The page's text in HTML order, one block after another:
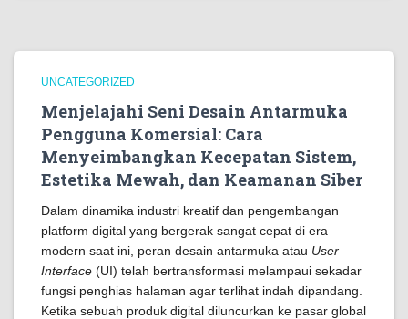
UNCATEGORIZED
Menjelajahi Seni Desain Antarmuka
Pengguna Komersial: Cara
Menyeimbangkan Kecepatan Sistem,
Estetika Mewah, dan Keamanan Siber
Dalam dinamika industri kreatif dan pengembangan
platform digital yang bergerak sangat cepat di era
modern saat ini, peran desain antarmuka atau User
Interface (UI) telah bertransformasi melampaui sekadar
fungsi penghias halaman agar terlihat indah dipandang.
Ketika sebuah produk digital diluncurkan ke pasar global